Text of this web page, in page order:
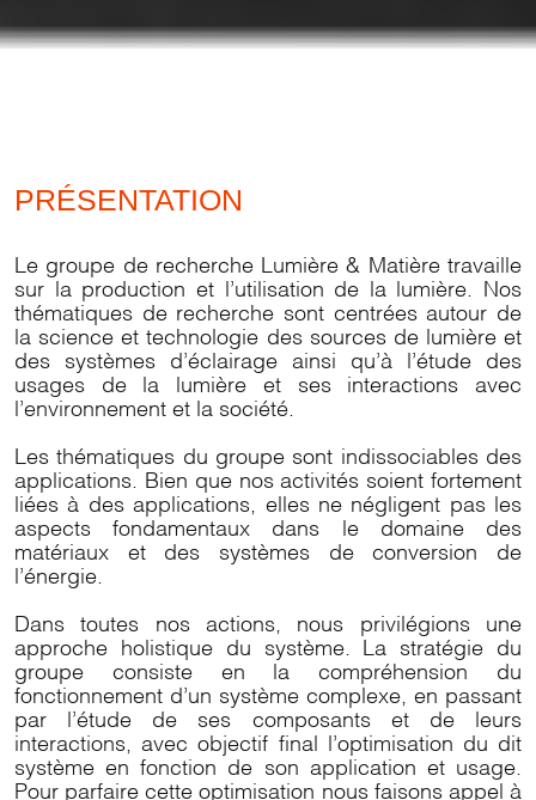
PRÉSENTATION
Le groupe de recherche Lumière & Matière travaille
sur la production et l’utilisation de la lumière. Nos
thématiques de recherche sont centrées autour de
la science et technologie des sources de lumière et
des systèmes d’éclairage ainsi qu’à l’étude des
usages de la lumière et ses interactions avec
l’environnement et la société.
Les thématiques du groupe sont indissociables des
applications. Bien que nos activités soient fortement
liées à des applications, elles ne négligent pas les
aspects fondamentaux dans le domaine des
matériaux et des systèmes de conversion de
l’énergie.
Dans toutes nos actions, nous privilégions une
approche holistique du système. La stratégie du
groupe consiste en la compréhension du
fonctionnement d’un système complexe, en passant
par l’étude de ses composants et de leurs
interactions, avec objectif final l’optimisation du dit
système en fonction de son application et usage.
Pour parfaire cette optimisation nous faisons appel à